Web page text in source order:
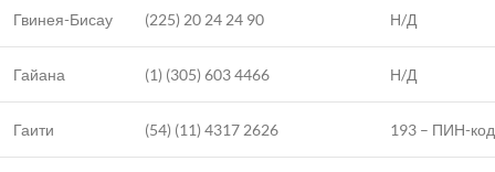
Гвинея-Бисау (225) 20 24 24 90 Н/Д
Гайана (1) (305) 603 4466 Н/Д
Гаити (54) (11) 4317 2626 193 – ПИН-